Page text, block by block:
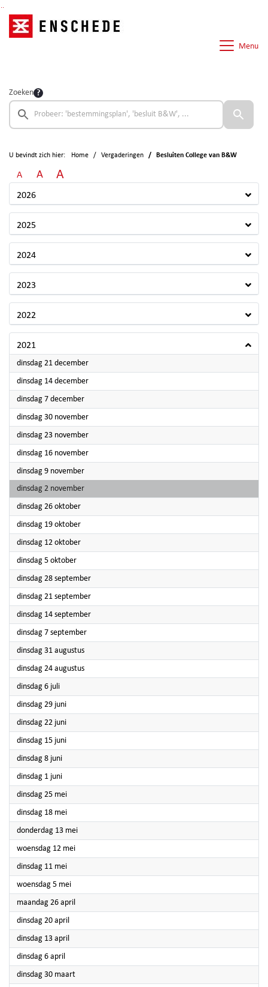
Menu
Zoeken
U bevindt zich hier: Home Vergaderingen Besluiten College van B&W
A A A
2026
2025
2024
2023
2022
2021
dinsdag 21 december2021
dinsdag 14 december2021
dinsdag 7 december2021
dinsdag 30 november2021
dinsdag 23 november2021
dinsdag 16 november2021
dinsdag 9 november2021
dinsdag 2 november2021
dinsdag 26 oktober2021
dinsdag 19 oktober2021
dinsdag 12 oktober2021
dinsdag 5 oktober2021
dinsdag 28 september2021
dinsdag 21 september2021
dinsdag 14 september2021
dinsdag 7 september2021
dinsdag 31 augustus2021
dinsdag 24 augustus2021
dinsdag 6 juli2021
dinsdag 29 juni2021
dinsdag 22 juni2021
dinsdag 15 juni2021
dinsdag 8 juni2021
dinsdag 1 juni2021
dinsdag 25 mei2021
dinsdag 18 mei2021
donderdag 13 mei2021
woensdag 12 mei2021
dinsdag 11 mei2021
woensdag 5 mei2021
maandag 26 april
dinsdag 20 april
dinsdag 13 april
dinsdag 6 april
dinsdag 30 maart2021